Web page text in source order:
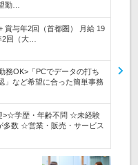
勤…
賞与年2回（首都圏） 月給 19
回（大…
務OK>「PCでデータの打ち
」など希望に合った簡単事務
>☆学歴・年齢不問 ☆未経験
多数 ☆営業・販売・サービス